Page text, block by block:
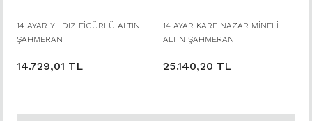
14 AYAR YILDIZ FİGÜRLÜ ALTIN
ŞAHMERAN
14.729,01 TL
14 AYAR KARE NAZAR MİNELİ
ALTIN ŞAHMERAN
25.140,20 TL